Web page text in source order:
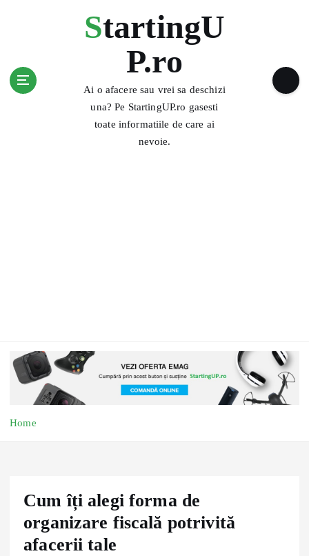
StartingU
P.ro
Ai o afacere sau vrei sa deschizi
una? Pe StartingUP.ro gasesti
toate informatiile de care ai
nevoie.
Home
Cum îți alegi forma de
organizare fiscală potrivită
afacerii tale